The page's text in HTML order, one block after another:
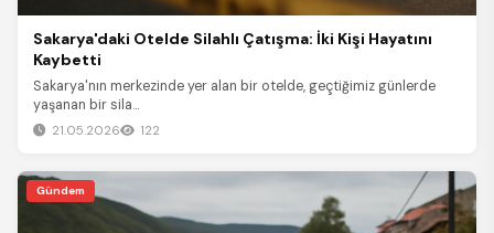
Sakarya'daki Otelde Silahlı Çatışma: İki Kişi Hayatını
Kaybetti
Sakarya'nın merkezinde yer alan bir otelde, geçtiğimiz günlerde
yaşanan bir sila...
21.05.2026 122
Gündem